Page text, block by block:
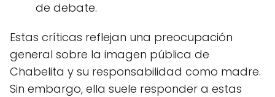
de debate.
Estas críticas reflejan una preocupación
general sobre la imagen pública de
Chabelita y su responsabilidad como madre.
Sin embargo, ella suele responder a estas